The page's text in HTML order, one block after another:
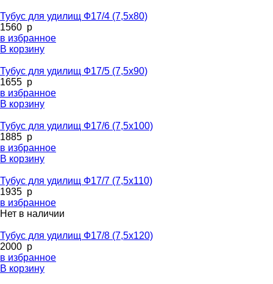
Тубус для удилищ Ф17/4 (7,5х80)
1560 p
в избранное
В корзину
Тубус для удилищ Ф17/5 (7,5х90)
1655 p
в избранное
В корзину
Тубус для удилищ Ф17/6 (7,5х100)
1885 p
в избранное
В корзину
Тубус для удилищ Ф17/7 (7,5х110)
1935 p
в избранное
Нет в наличии
Тубус для удилищ Ф17/8 (7,5х120)
2000 p
в избранное
В корзину